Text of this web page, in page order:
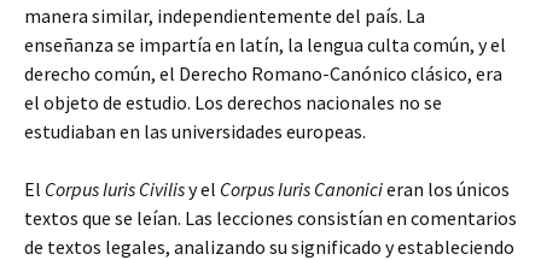
manera similar, independientemente del país. La
enseñanza se impartía en latín, la lengua culta común, y el
derecho común, el Derecho Romano-Canónico clásico, era
el objeto de estudio. Los derechos nacionales no se
estudiaban en las universidades europeas.
El Corpus Iuris Civilisy el Corpus Iuris Canonicieran los únicos
textos que se leían. Las lecciones consistían en comentarios
de textos legales, analizando su significado y estableciendo